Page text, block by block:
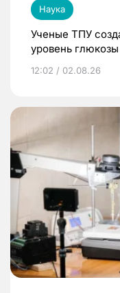
Наука
Ученые ТПУ
уровень
12:02 / 02.08.26